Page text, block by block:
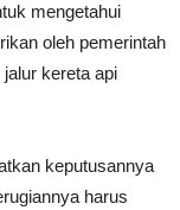
mengetahui
oleh pemerintah
kereta api
keputusannya
harus